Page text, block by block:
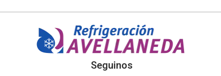
Seguinos